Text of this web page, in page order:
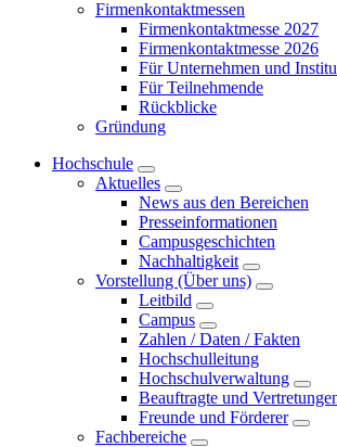
Firmenkontaktmessen
Firmenkontaktmesse 2027
Firmenkontaktmesse 2026
Für Unternehmen und
Für Teilnehmende
Rückblicke
Gründung
Hochschule
Aktuelles
News aus den Bereichen
Presseinformationen
Campusgeschichten
Nachhaltigkeit
Vorstellung (Über uns)
Leitbild
Campus
Zahlen / Daten / Fakten
Hochschulleitung
Hochschulverwaltung
Beauftragte und
Freunde und Förderer
Fachbereiche